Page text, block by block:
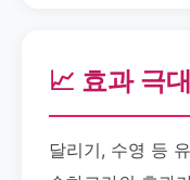
📈 효과 극
달리기, 수영 등